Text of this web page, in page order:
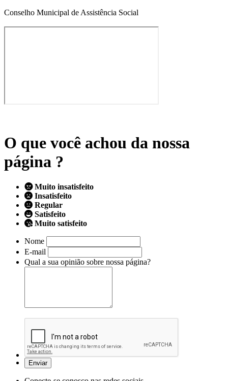
Conselho Municipal de Assistência Social
O que você achou da nossa
página ?
Muito insatisfeito
Insatisfeito
Regular
Satisfeito
Muito satisfeito
Nome
E-mail
Qual a sua opinião sobre nossa página?